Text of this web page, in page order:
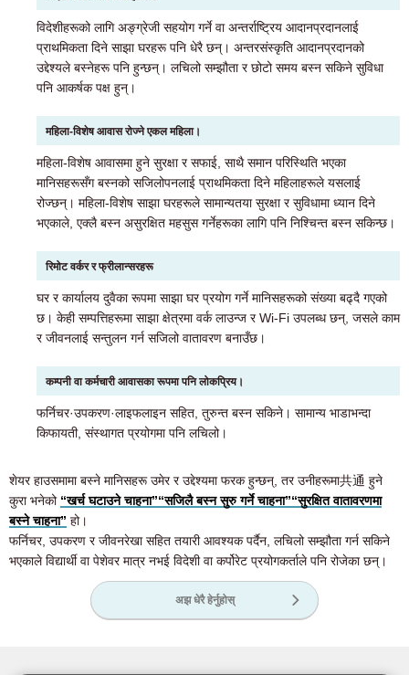
विदेशीहरूको लागि अङ्ग्रेजी सहयोग गर्ने वा अन्तर्राष्ट्रिय आदानप्रदानलाई
प्राथमिकता दिने साझा घरहरू पनि धेरै छन्। अन्तरसंस्कृति आदानप्रदानको
उद्देश्यले बस्नेहरू पनि हुन्छन्। लचिलो सम्झौता र छोटो समय बस्न सकिने सुविधा
पनि आकर्षक पक्ष हुन्।
महिला-विशेष आवास रोज्ने एकल महिला।
महिला-विशेष आवासमा हुने सुरक्षा र सफाई, साथै समान परिस्थिति भएका
मानिसहरूसँग बस्नको सजिलोपनलाई प्राथमिकता दिने महिलाहरूले यसलाई
रोज्छन्। महिला-विशेष साझा घरहरूले सामान्यतया सुरक्षा र सुविधामा ध्यान दिने
भएकाले, एक्लै बस्न असुरक्षित महसुस गर्नेहरूका लागि पनि निश्चिन्त बस्न सकिन्छ।
रिमोट वर्कर र फ्रीलान्सरहरू
घर र कार्यालय दुवैका रूपमा साझा घर प्रयोग गर्ने मानिसहरूको संख्या बढ्दै गएको
छ। केही सम्पत्तिहरूमा साझा क्षेत्रमा वर्क लाउन्ज र Wi-Fi उपलब्ध छन्, जसले काम
र जीवनलाई सन्तुलन गर्न सजिलो वातावरण बनाउँछ।
कम्पनी वा कर्मचारी आवासका रूपमा पनि लोकप्रिय।
फर्निचर·उपकरण·लाइफलाइन सहित, तुरुन्त बस्न सकिने। सामान्य भाडाभन्दा
किफायती, संस्थागत प्रयोगमा पनि लचिलो।
शेयर हाउसमामा बस्ने मानिसहरू उमेर र उद्देश्यमा फरक हुन्छन्, तर उनीहरूमा共通 हुने
कुरा भनेको “खर्च घटाउने चाहना”“सजिलै बस्न सुरु गर्ने चाहना”“सुरक्षित वातावरणमा
बस्ने चाहना” हो।
फर्निचर, उपकरण र जीवनरेखा सहित तयारी आवश्यक पर्दैन, लचिलो सम्झौता गर्न सकिने
भएकाले विद्यार्थी वा पेशेवर मात्र नभई विदेशी वा कर्पोरेट प्रयोगकर्ताले पनि रोजेका छन्।
अझ धेरै हेर्नुहोस्